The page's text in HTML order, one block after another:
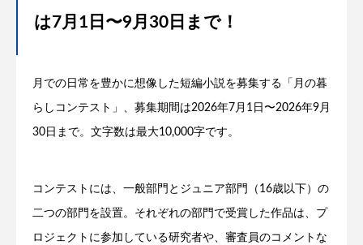
は7月1日〜9月30日まで！
月での日常を豊かに想像した短編小説を募集する「月の暮
らしコンテスト」、募集期間は2026年7月1日〜2026年9月
30日まで。文字数は最大10,000字です。
コンテストには、一般部門とジュニア部門（16歳以下）の
二つの部門を設置。それぞれの部門で受賞した作品は、プ
ロジェクトに参加している研究者や、審査員のコメントな